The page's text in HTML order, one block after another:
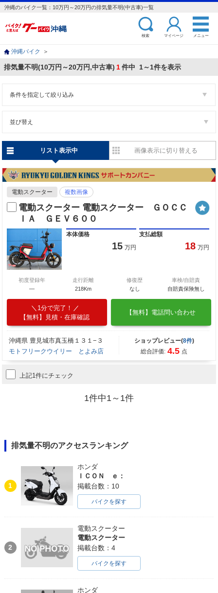
沖縄のバイク一覧：10万円～20万円の排気量不明(中古車)一覧
検索 マイページ メニュー
沖縄バイク ＞
排気量不明(10万円～20万円,中古車) 1件中 1～1件を表示
条件を指定して絞り込み
並び替え
リスト表示中 画像表示に切り替える
電動スクーター 複数画像
電動スクーター 電動スクーター ＧＯＣＣ
ＩＡ ＧＥＶ６００
本体価格
15 万円
支払総額
18 万円
初度登録年
―
走行距離
218Km
修復歴
なし
車検/自賠責
自賠責保険無し
1分で完了！
【無料】見積・在庫確認
【無料】電話問い合わせ
沖縄県 豊見城市真玉橋１３１−３
モトフリークウイリー とよみ店
ショップレビュー(8件)
総合評価: 4.5 点
上記1件にチェック
1件中1～1件
排気量不明のアクセスランキング
1
ホンダ
ＩＣＯＮ ｅ：
掲載台数：10
バイクを探す
2
電動スクーター
電動スクーター
掲載台数：4
バイクを探す
ホンダ